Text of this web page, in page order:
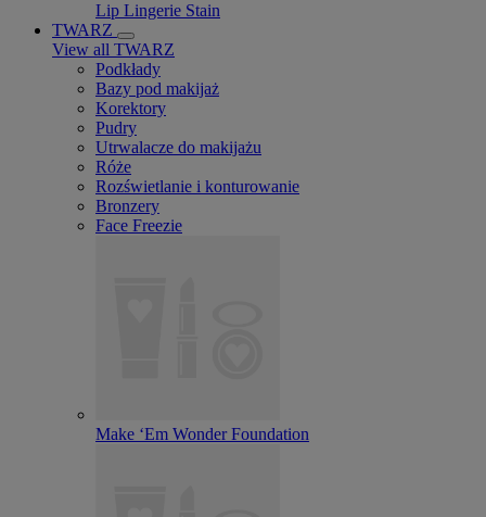
Lip Lingerie Stain
TWARZ
View all TWARZ
Podkłady
Bazy pod makijaż
Korektory
Pudry
Utrwalacze do makijażu
Róże
Rozświetlanie i konturowanie
Bronzery
Face Freezie
Make ‘Em Wonder Foundation